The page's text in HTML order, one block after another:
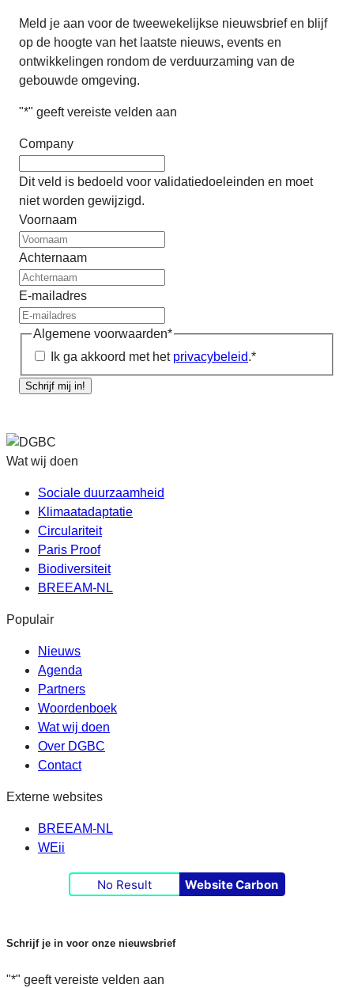
Meld je aan voor de tweewekelijkse nieuwsbrief en blijf
op de hoogte van het laatste nieuws, events en
ontwikkelingen rondom de verduurzaming van de
gebouwde omgeving.
"*" geeft vereiste velden aan
Company
Dit veld is bedoeld voor validatiedoeleinden en moet
niet worden gewijzigd.
Voornaam
Achternaam
E-mailadres
Algemene voorwaarden*
Ik ga akkoord met het privacybeleid.*
Schrijf mij in!
Wat wij doen
Sociale duurzaamheid
Klimaatadaptatie
Circulariteit
Paris Proof
Biodiversiteit
BREEAM-NL
Populair
Nieuws
Agenda
Partners
Woordenboek
Wat wij doen
Over DGBC
Contact
Externe websites
BREEAM-NL
WEii
No Result Website Carbon
Schrijf je in voor onze nieuwsbrief
"*" geeft vereiste velden aan